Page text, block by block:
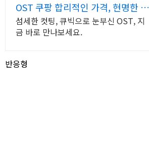
OST 쿠팡 합리적인 가격, 현명한 선
택
섬세한 컷팅, 큐빅으로 눈부신 OST, 지
금 바로 만나보세요.
반응형